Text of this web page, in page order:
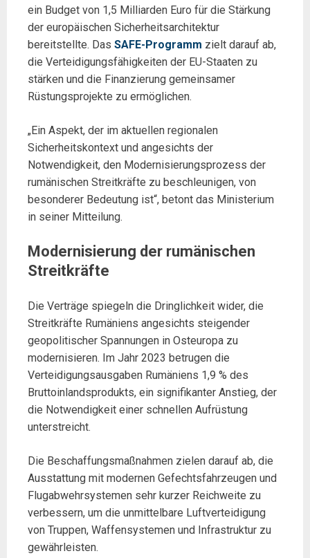
ein Budget von 1,5 Milliarden Euro für die Stärkung
der europäischen Sicherheitsarchitektur
bereitstellte. Das SAFE-Programm zielt darauf ab,
die Verteidigungsfähigkeiten der EU-Staaten zu
stärken und die Finanzierung gemeinsamer
Rüstungsprojekte zu ermöglichen.
„Ein Aspekt, der im aktuellen regionalen
Sicherheitskontext und angesichts der
Notwendigkeit, den Modernisierungsprozess der
rumänischen Streitkräfte zu beschleunigen, von
besonderer Bedeutung ist“, betont das Ministerium
in seiner Mitteilung.
Modernisierung der rumänischen
Streitkräfte
Die Verträge spiegeln die Dringlichkeit wider, die
Streitkräfte Rumäniens angesichts steigender
geopolitischer Spannungen in Osteuropa zu
modernisieren. Im Jahr 2023 betrugen die
Verteidigungsausgaben Rumäniens 1,9 % des
Bruttoinlandsprodukts, ein signifikanter Anstieg, der
die Notwendigkeit einer schnellen Aufrüstung
unterstreicht.
Die Beschaffungsmaßnahmen zielen darauf ab, die
Ausstattung mit modernen Gefechtsfahrzeugen und
Flugabwehrsystemen sehr kurzer Reichweite zu
verbessern, um die unmittelbare Luftverteidigung
von Truppen, Waffensystemen und Infrastruktur zu
gewährleisten.